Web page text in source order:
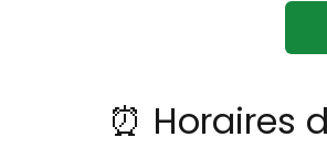
⏰ Horaires